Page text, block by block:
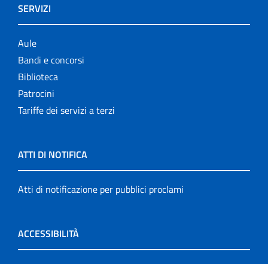
SERVIZI
Aule
Bandi e concorsi
Biblioteca
Patrocini
Tariffe dei servizi a terzi
ATTI DI NOTIFICA
Atti di notificazione per pubblici proclami
ACCESSIBILITÀ